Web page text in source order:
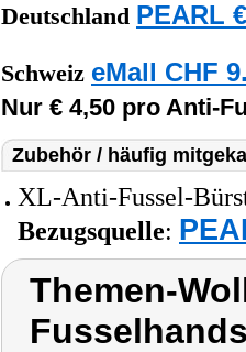
Deutschland PEARL
Schweiz eMall CHF
Nur € 4,50 pro Anti-
Zubehör / häufig
XL-Anti-Fussel-
Bezugsquelle:
Themen-